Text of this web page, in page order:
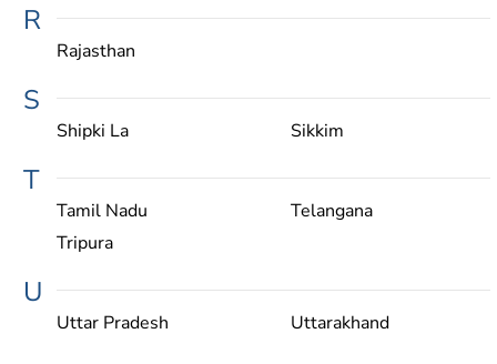
R
Rajasthan
S
Shipki La Sikkim
T
Tamil Nadu
Telangana
Tripura
U
Uttar Pradesh Uttarakhand